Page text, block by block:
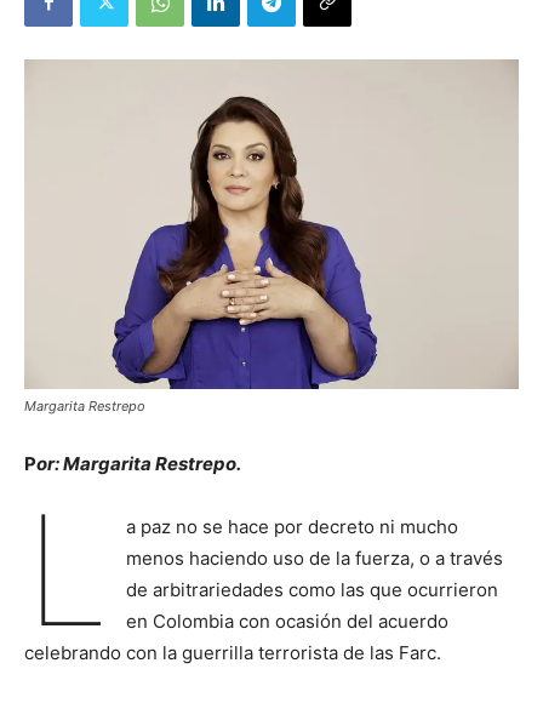
Margarita Restrepo
Por: Margarita Restrepo.
L
a paz no se hace por decreto ni mucho
menos haciendo uso de la fuerza, o a través
de arbitrariedades como las que ocurrieron
en Colombia con ocasión del acuerdo
celebrando con la guerrilla terrorista de las Farc.